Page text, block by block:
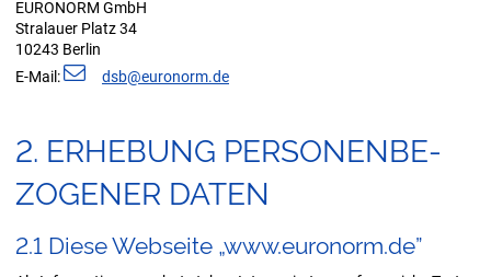
EURONORM GmbH
Stralauer Platz 34
10243 Berlin
E-Mail:
dsb r n rm d
2. ER­HE­BUNG PER­SO­NEN­BE­
ZO­GE­NER DATEN
2.1 Diese Web­sei­te „www.eu­ro­norm.de”